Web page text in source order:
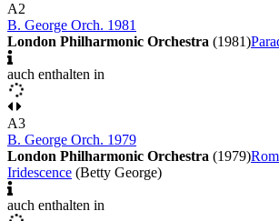
A2
B. George Orch. 1981
London Philharmonic Orchestra (1981)
auch enthalten in
A3
B. George Orch. 1979
London Philharmonic Orchestra (1979)
Iridescence (Betty George)
auch enthalten in